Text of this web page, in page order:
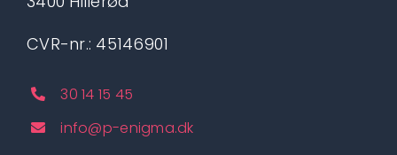
CVR-nr.: 45146901
30 14 15 45
info@p-enigma.dk